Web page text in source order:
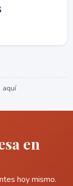
aquí
en
hoy mismo.